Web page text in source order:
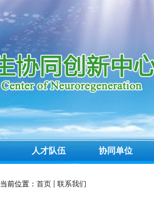
人才队伍 协同单位
当前位置： 首页 联系我们